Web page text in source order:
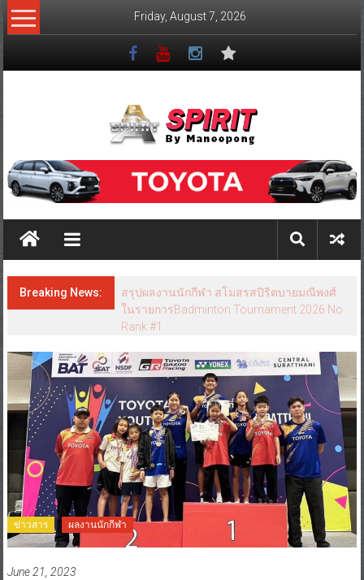
Friday, August 7, 2026
Breaking News:
สรุปผลงานนักกีฬา สโมสรสปิริตบายมณีพงศ์
ในรายการ Jorakay junior badminton
championships 2024
ข่าวสาร ผลงานนักกีฬา
June 21, 2023